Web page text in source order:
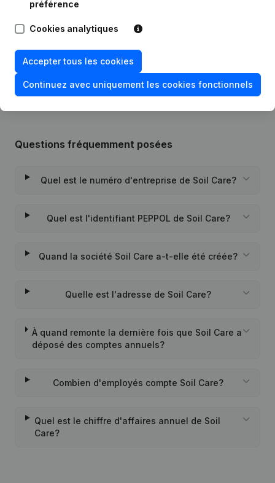
Nominations
27-12-2018
Rubrique Constitution (Nouvelle
Personne Morale, Ouverture
Succursale, etc...)(NL)
Questions fréquemment posées
Quel est le numéro d'entreprise de Soil Care?
Quel est l'identifiant PEPPOL de Soil Care?
Quand la société Soil Care a-t-elle été créée?
Quelle est l'adresse de Soil Care?
À quand remonte la dernière fois que Soil Care a
déposé des comptes annuels?
Combien d'employés compte Soil Care?
Quel est le chiffre d'affaires annuel de Soil
Care?
préférence
Cookies analytiques
Accepter tous les cookies
Continuez avec uniquement les cookies fonctionnels